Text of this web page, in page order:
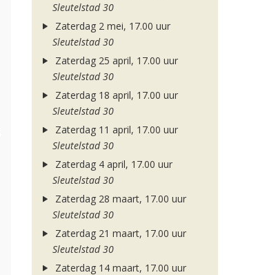
Sleutelstad 30
Zaterdag 2 mei, 17.00 uur
Sleutelstad 30
Zaterdag 25 april, 17.00 uur
Sleutelstad 30
Zaterdag 18 april, 17.00 uur
Sleutelstad 30
Zaterdag 11 april, 17.00 uur
Sleutelstad 30
Zaterdag 4 april, 17.00 uur
Sleutelstad 30
Zaterdag 28 maart, 17.00 uur
Sleutelstad 30
Zaterdag 21 maart, 17.00 uur
Sleutelstad 30
Zaterdag 14 maart, 17.00 uur